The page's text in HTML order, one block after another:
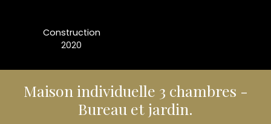
Construction
2020
Maison individuelle 3 chambres -
Bureau et jardin.